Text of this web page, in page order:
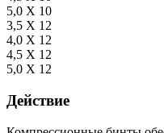
5,0 X 10
3,5 X 12
4,0 X 12
4,5 X 12
5,0 X 12
Действие